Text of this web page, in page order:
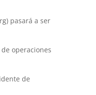
pasará a ser
operaciones
de